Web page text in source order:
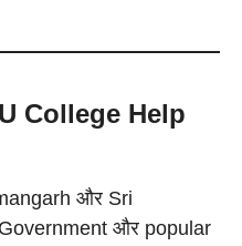
College Help
और Sri
और popular